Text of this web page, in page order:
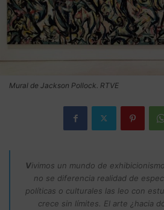
Mural de Jackson Pollock. RTVE
Vivimos un mundo de
no se diferencia realidad de
políticas o culturales las leo con
crece sin límites. El arte ¿hacia